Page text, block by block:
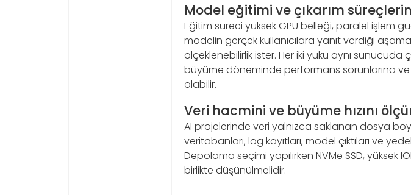
Model eğitimi ve çıkarım
Eğitim süreci yüksek GPU belleği, paralel işlem
modelin gerçek kullanıcılara yanıt verdiği
ölçeklenebilirlik ister. Her iki yükü aynı
büyüme döneminde performans sorunlarına
olabilir.
Veri hacmini ve büyüme hızını
AI projelerinde veri yalnızca saklanan dosya
veritabanları, log kayıtları, model çıktıları ve
Depolama seçimi yapılırken NVMe SSD, yüksek
birlikte düşünülmelidir.